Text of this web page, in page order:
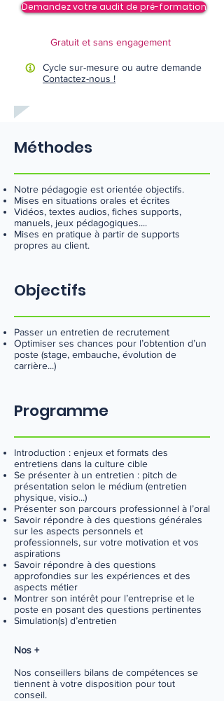
Demandez votre audit de pré-formation
Gratuit et sans engagement
Cycle sur-mesure ou autre demande
Contactez-nous !
Méthodes
Notre pédagogie est orientée objectifs.
Mises en situations orales et écrites
Vidéos, textes audios, fiches supports,
manuels, jeux pédagogiques....
Mises en pratique à partir de supports
propres au client.
Objectifs
Passer un entretien de recrutement
Optimiser ses chances pour l’obtention d’un
poste (stage, embauche, évolution de
carrière...)
Programme
Introduction : enjeux et formats des
entretiens dans la culture cible
Se présenter à un entretien : pitch de
présentation selon le médium (entretien
physique, visio...)
Présenter son parcours professionnel à l’oral
Savoir répondre à des questions générales
sur les aspects personnels et
professionnels, sur votre motivation et vos
aspirations
Savoir répondre à des questions
approfondies sur les expériences et des
aspects métier
Montrer son intérêt pour l’entreprise et le
poste en posant des questions pertinentes
Simulation(s) d’entretien
Nos +
Nos conseillers bilans de compétences se
tiennent à votre disposition pour tout
conseil.